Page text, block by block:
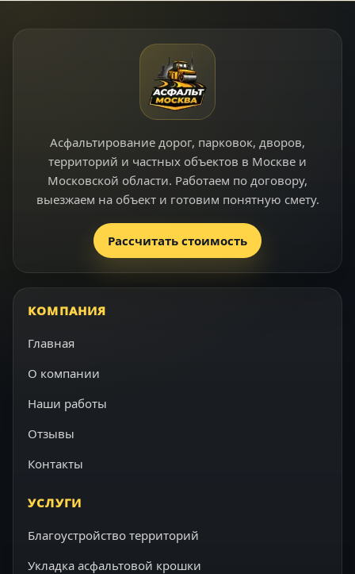
Асфальтирование дорог, парковок, дворов,
территорий и частных объектов в Москве и
Московской области. Работаем по договору,
выезжаем на объект и готовим понятную смету.
Рассчитать стоимость
КОМПАНИЯ
Главная
О компании
Наши работы
Отзывы
Контакты
УСЛУГИ
Благоустройство территорий
Укладка асфальтовой крошки